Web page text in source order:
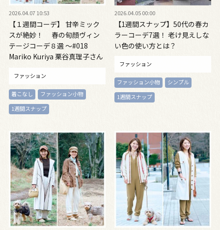
2026.04.07 10:53
【１週間コーデ】 甘辛ミック
スが絶妙！ 春の旬顔ヴィン
テージコーデ８選 ～#018
Mariko Kuriya 栗谷真理子さん
ファッション
着こなし
ファッション小物
1週間スナップ
2026.04.05 00:00
【1週間スナップ】50代の春カ
ラーコーデ7選！ 老け見えしな
い色の使い方とは？
ファッション
ファッション小物
シンプル
1週間スナップ